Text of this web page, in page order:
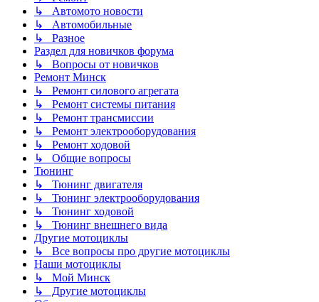
↳ Автомото новости
↳ Автомобильные
↳ Разное
Раздел для новичков форума
↳ Вопросы от новичков
Ремонт Минск
↳ Ремонт силового агрегата
↳ Ремонт системы питания
↳ Ремонт трансмиссии
↳ Ремонт электрооборудования
↳ Ремонт ходовой
↳ Общие вопросы
Тюнинг
↳ Тюнинг двигателя
↳ Тюнинг электрооборудования
↳ Тюнинг ходовой
↳ Тюнинг внешнего вида
Другие мотоциклы
↳ Все вопросы про другие мотоциклы
Наши мотоциклы
↳ Мой Минск
↳ Другие мотоциклы